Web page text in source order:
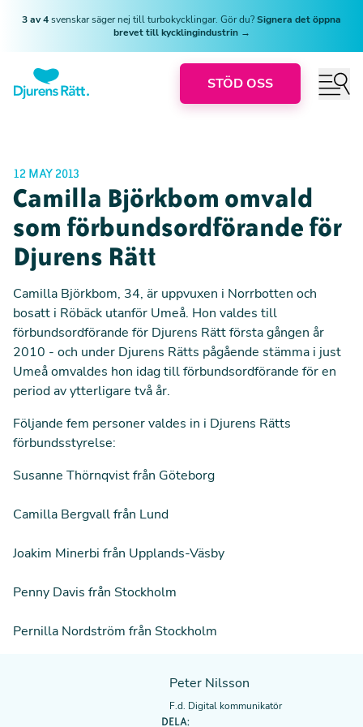
3 av 4svenskar säger nej till turbokycklingar. Gör du?Signera det öppna
brevet till kycklingindustrin →
STÖD OSS
12 MAY 2013
Camilla Björkbom omvald
som förbundsordförande för
Djurens Rätt
Camilla Björkbom, 34, är uppvuxen i Norrbotten och
bosatt i Röbäck utanför Umeå. Hon valdes till
förbundsordförande för Djurens Rätt första gången år
2010 - och under Djurens Rätts pågående stämma i just
Umeå omvaldes hon idag till förbundsordförande för en
period av ytterligare två år.
Följande fem personer valdes in i Djurens Rätts
förbundsstyrelse:
Susanne Thörnqvist från Göteborg
Camilla Bergvall från Lund
Joakim Minerbi från Upplands-Väsby
Penny Davis från Stockholm
Pernilla Nordström från Stockholm
Peter Nilsson
F.d. Digital kommunikatör
DELA: